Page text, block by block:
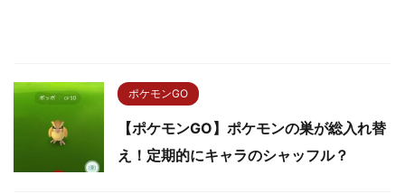
ポケモンGO
【ポケモンGO】ポケモンの巣が総入れ替
え！定期的にキャラのシャッフル？